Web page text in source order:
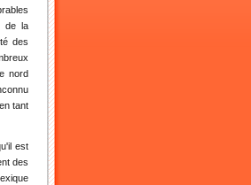
de la
des
nord
tant
est
des